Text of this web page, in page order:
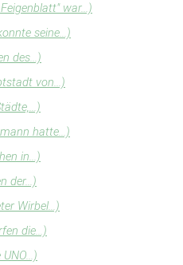
war...)
seine...)
des...)
von...)
hatte...)
in...)
der...)
Wirbel...)
die...)